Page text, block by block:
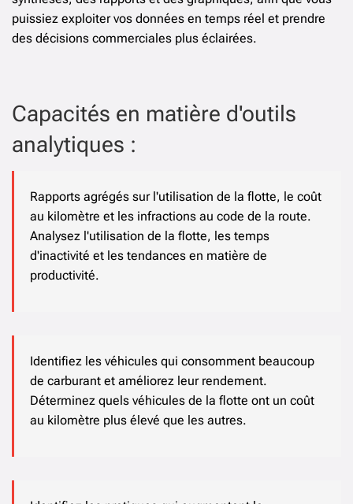
puissiez exploiter vos données en temps réel et prendre
des décisions commerciales plus éclairées.
Capacités en matière d'outils
analytiques :
Rapports agrégés sur l'utilisation de la flotte, le coût
au kilomètre et les infractions au code de la route.
Analysez l'utilisation de la flotte, les temps
d'inactivité et les tendances en matière de
productivité.
Identifiez les véhicules qui consomment beaucoup
de carburant et améliorez leur rendement.
Déterminez quels véhicules de la flotte ont un coût
au kilomètre plus élevé que les autres.